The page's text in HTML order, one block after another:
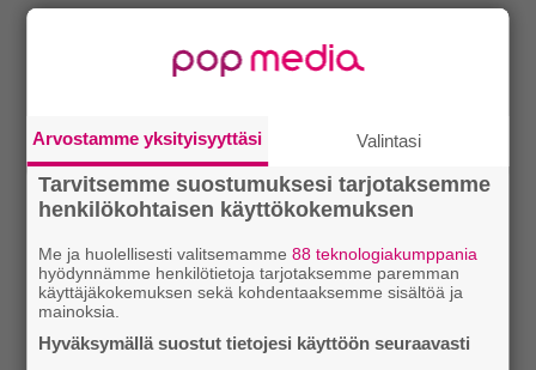
Arvostamme yksityisyyttäsi Valintasi
Tarvitsemme suostumuksesi tarjotaksemme
henkilökohtaisen käyttökokemuksen
Me ja huolellisesti valitsemamme88 teknologiakumppania
hyödynnämme henkilötietoja tarjotaksemme paremman
käyttäjäkokemuksen sekä kohdentaaksemme sisältöä ja
mainoksia.
Hyväksymällä suostut tietojesi käyttöön seuraavasti